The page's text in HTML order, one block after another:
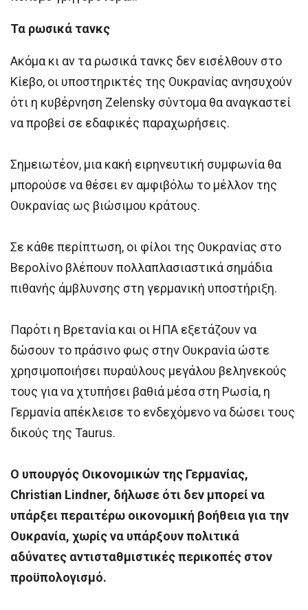
Τα ρωσικά τανκς
Ακόμα κι αν τα ρωσικά τανκς δεν εισέλθουν στο
Κίεβο, οι υποστηρικτές της Ουκρανίας ανησυχούν
ότι η κυβέρνηση Zelensky σύντομα θα αναγκαστεί
να προβεί σε εδαφικές παραχωρήσεις.
Σημειωτέον, μια κακή ειρηνευτική συμφωνία θα
μπορούσε να θέσει εν αμφιβόλω το μέλλον της
Ουκρανίας ως βιώσιμου κράτους.
Σε κάθε περίπτωση, οι φίλοι της Ουκρανίας στο
Βερολίνο βλέπουν πολλαπλασιαστικά σημάδια
πιθανής άμβλυνσης στη γερμανική υποστήριξη.
Παρότι η Βρετανία και οι ΗΠΑ εξετάζουν να
δώσουν το πράσινο φως στην Ουκρανία ώστε
χρησιμοποιήσει πυραύλους μεγάλου βεληνεκούς
τους για να χτυπήσει βαθιά μέσα στη Ρωσία, η
Γερμανία απέκλεισε το ενδεχόμενο να δώσει τους
δικούς της Taurus.
Ο υπουργός Οικονομικών της Γερμανίας,
Christian Lindner, δήλωσε ότι δεν μπορεί να
υπάρξει περαιτέρω οικονομική βοήθεια για την
Ουκρανία, χωρίς να υπάρξουν πολιτικά
αδύνατες αντισταθμιστικές περικοπές στον
προϋπολογισμό.